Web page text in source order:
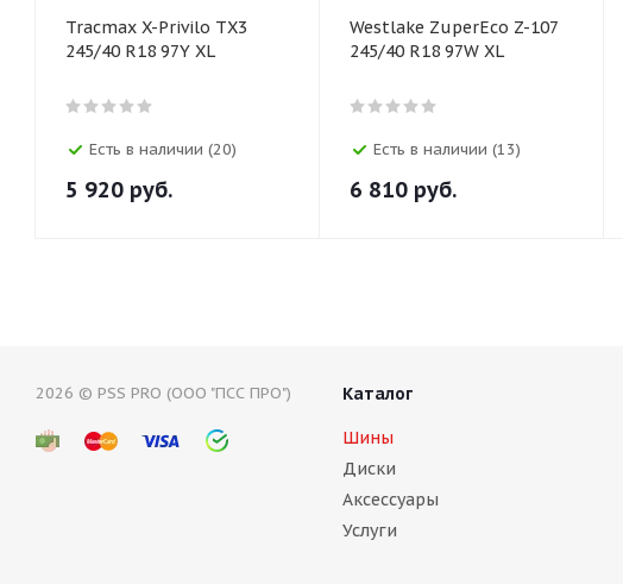
Tracmax X-Privilo TX3
245/40 R18 97Y XL
Есть в наличии (20)
5 920 руб.
Westlake ZuperEco Z-107
245/40 R18 97W XL
Есть в наличии (13)
6 810 руб.
2026 © PSS PRO (ООО "ПСС ПРО") Каталог
Шины
Диски
Аксессуары
Услуги